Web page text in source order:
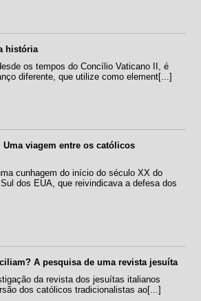
história
os tempos do Concílio Vaticano II, é
diferente, que utilize como element[...]
viagem entre os católicos
cunhagem do início do século XX do
dos EUA, que reivindicava a defesa dos
A pesquisa de uma revista jesuíta
da revista dos jesuítas italianos
dos católicos tradicionalistas ao[...]